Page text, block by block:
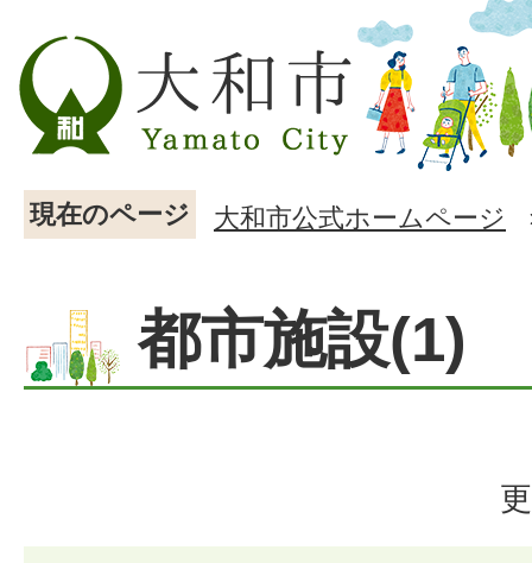
現在のページ 大和市公式ホームページ
都市施設(1)